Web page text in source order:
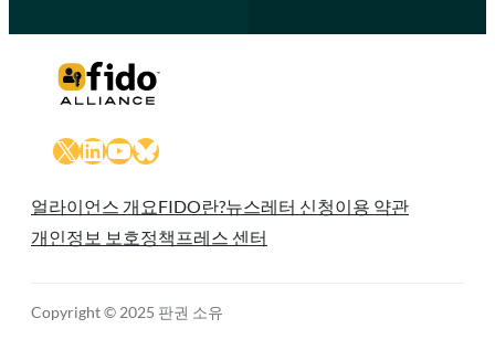
X LinkedIn
YouTube
Bluesky
얼라이언스 개요FIDO란?뉴스레터 신청이용 약관
개인정보 보호정책 프레스 센터
Copyright © 2025 판권 소유